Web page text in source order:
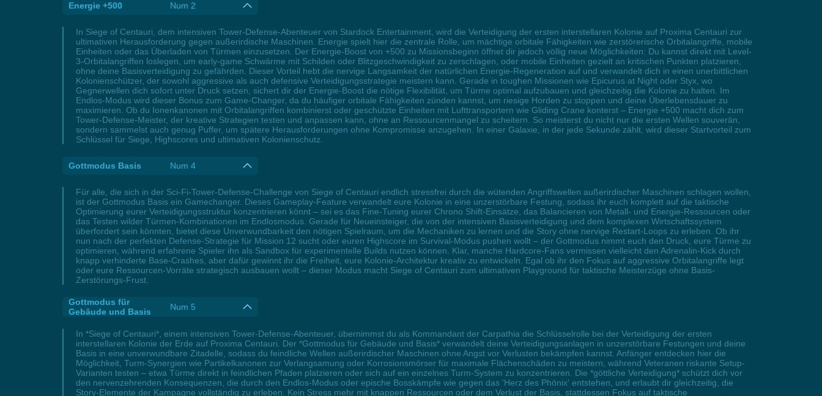
Energie +500 Num 2
In Siege of Centauri, dem intensiven Tower-Defense-Abenteuer von Stardock Entertainment, wird die Verteidigung der ersten interstellaren Kolonie auf Proxima Centauri zur
ultimativen Herausforderung gegen außerirdische Maschinen. Energie spielt hier die zentrale Rolle, um mächtige orbitale Fähigkeiten wie zerstörerische Orbitalangriffe, mobile
Einheiten oder das Überladen von Türmen einzusetzen. Der Energie-Boost von +500 zu Missionsbeginn öffnet dir jedoch völlig neue Möglichkeiten: Du kannst direkt mit Level-
3-Orbitalangriffen loslegen, um early-game Schwärme mit Schilden oder Blitzgeschwindigkeit zu zerschlagen, oder mobile Einheiten gezielt an kritischen Punkten platzieren,
ohne deine Basisverteidigung zu gefährden. Dieser Vorteil hebt die nervige Langsamkeit der natürlichen Energie-Regeneration auf und verwandelt dich in einen unerbittlichen
Kolonienschützer, der sowohl aggressive als auch defensive Verteidigungsstrategie meistern kann. Gerade in toughen Missionen wie Epicurus at Night oder Styx, wo
Gegnerwellen dich sofort unter Druck setzen, sichert dir der Energie-Boost die nötige Flexibilität, um Türme optimal aufzubauen und gleichzeitig die Kolonie zu halten. Im
Endlos-Modus wird dieser Bonus zum Game-Changer, da du häufiger orbitale Fähigkeiten zünden kannst, um riesige Horden zu stoppen und deine Überlebensdauer zu
maximieren. Ob du Ionenkanonen mit Orbitalangriffen kombinierst oder geschützte Einheiten mit Lufttransportern wie Gliding Crane konterst – Energie +500 macht dich zum
Tower-Defense-Meister, der kreative Strategien testen und anpassen kann, ohne an Ressourcenmangel zu scheitern. So meisterst du nicht nur die ersten Wellen souverän,
sondern sammelst auch genug Puffer, um spätere Herausforderungen ohne Kompromisse anzugehen. In einer Galaxie, in der jede Sekunde zählt, wird dieser Startvorteil zum
Schlüssel für Siege, Highscores und ultimativen Kolonienschutz.
Gottmodus Basis Num 4
Für alle, die sich in der Sci-Fi-Tower-Defense-Challenge von Siege of Centauri endlich stressfrei durch die wütenden Angriffswellen außerirdischer Maschinen schlagen wollen,
ist der Gottmodus Basis ein Gamechanger. Dieses Gameplay-Feature verwandelt eure Kolonie in eine unzerstörbare Festung, sodass ihr euch komplett auf die taktische
Optimierung eurer Verteidigungsstruktur konzentrieren könnt – sei es das Fine-Tuning eurer Chrono Shift-Einsätze, das Balancieren von Metall- und Energie-Ressourcen oder
das Testen wilder Türmen-Kombinationen im Endlosmodus. Gerade für Neueinsteiger, die von der intensiven Basisverteidigung und dem komplexen Wirtschaftssystem
überfordert sein könnten, bietet diese Unverwundbarkeit den nötigen Spielraum, um die Mechaniken zu lernen und die Story ohne nervige Restart-Loops zu erleben. Ob ihr
nun nach der perfekten Defense-Strategie für Mission 12 sucht oder euren Highscore im Survival-Modus pushen wollt – der Gottmodus nimmt euch den Druck, eure Türme zu
optimieren, während erfahrene Spieler ihn als Sandbox für experimentelle Builds nutzen können. Klar, manche Hardcore-Fans vermissen vielleicht den Adrenalin-Kick durch
knapp verhinderte Base-Crashes, aber dafür gewinnt ihr die Freiheit, eure Kolonie-Architektur kreativ zu entwickeln. Egal ob ihr den Fokus auf aggressive Orbitalangriffe legt
oder eure Ressourcen-Vorräte strategisch ausbauen wollt – dieser Modus macht Siege of Centauri zum ultimativen Playground für taktische Meisterzüge ohne Basis-
Zerstörungs-Frust.
Gottmodus für
Gebäude und Basis
Num 5
In *Siege of Centauri*, einem intensiven Tower-Defense-Abenteuer, übernimmst du als Kommandant der Carpathia die Schlüsselrolle bei der Verteidigung der ersten
interstellaren Kolonie der Erde auf Proxima Centauri. Der *Gottmodus für Gebäude und Basis* verwandelt deine Verteidigungsanlagen in unzerstörbare Festungen und deine
Basis in eine unverwundbare Zitadelle, sodass du feindliche Wellen außerirdischer Maschinen ohne Angst vor Verlusten bekämpfen kannst. Anfänger entdecken hier die
Möglichkeit, Turm-Synergien wie Partikelkanonen zur Verlangsamung oder Korrosionsmörser für maximale Flächenschäden zu meistern, während Veteranen riskante Setup-
Varianten testen – etwa Türme direkt in feindlichen Pfaden platzieren oder sich auf ein einzelnes Turm-System zu konzentrieren. Die *göttliche Verteidigung* schützt dich vor
den nervenzehrenden Konsequenzen, die durch den Endlos-Modus oder epische Bosskämpfe wie gegen das 'Herz des Phönix' entstehen, und erlaubt dir gleichzeitig, die
Story-Elemente der Kampagne vollständig zu erleben. Kein Stress mehr mit knappen Ressourcen oder dem Verlust der Basis, stattdessen Fokus auf taktische